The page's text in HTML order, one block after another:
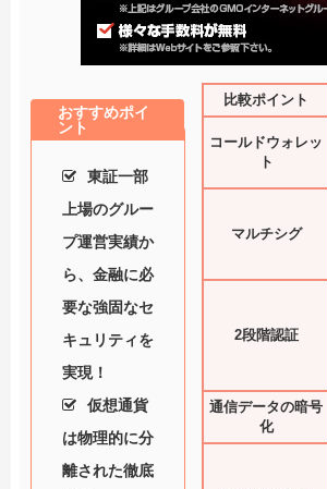
おすすめポイ
ント
東証一部
上場のグルー
プ運営実績か
ら、金融に必
要な強固なセ
キュリティを
実現！
仮想通貨
は物理的に分
離された徹底
比較ポイント
コールドウォレッ
ト
マルチシグ
2段階認証
通信データの暗号
化